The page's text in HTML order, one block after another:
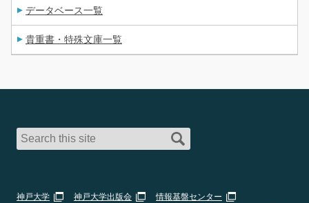
データベース一覧
貴重書・特殊文庫一覧
神戸大学 神戸大学出版会
情報基盤センター